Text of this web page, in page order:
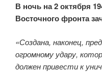
В ночь на 2 октября
Восточного фронта
«Создана, наконец,
огромному удару,
должен привести к